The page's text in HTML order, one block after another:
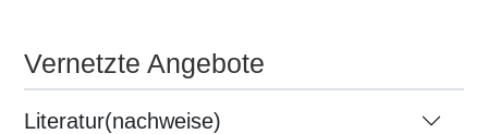
Vernetzte Angebote
Literatur(nachweise)